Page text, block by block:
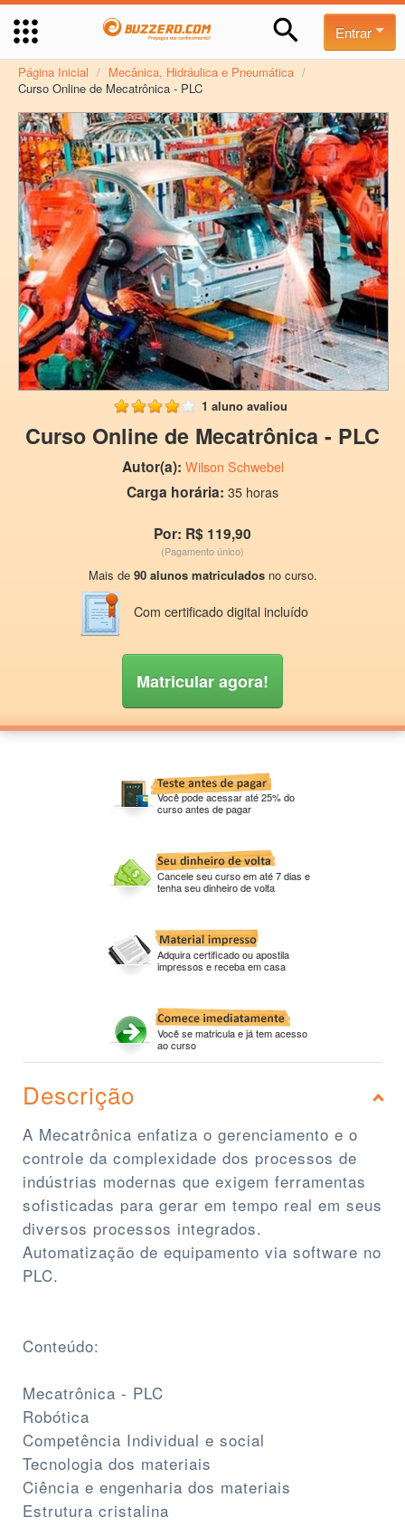
Entrar
Página Inicial / Mecânica, Hidráulica e Pneumática /
Curso Online de Mecatrônica - PLC
1 aluno avaliou
Curso Online de Mecatrônica - PLC
Autor(a): Wilson Schwebel
Carga horária: 35 horas
Por: R$ 119,90
(Pagamento único)
Mais de 90 alunos matriculadosno curso.
Com certificado digital incluído
Matricular agora!
Você pode acessar até 25% do
curso antes de pagar
Cancele seu curso em até 7 dias e
tenha seu dinheiro de volta
Adquira certificado ou apostila
impressos e receba em casa
Você se matricula e já tem acesso
ao curso
Descrição
A Mecatrônica enfatiza o gerenciamento e o
controle da complexidade dos processos de
indústrias modernas que exigem ferramentas
sofisticadas para gerar em tempo real em seus
diversos processos integrados.
Automatização de equipamento via software no
PLC.
Conteúdo:
Mecatrônica - PLC
Robótica
Competência Individual e social
Tecnologia dos materiais
Ciência e engenharia dos materiais
Estrutura cristalina